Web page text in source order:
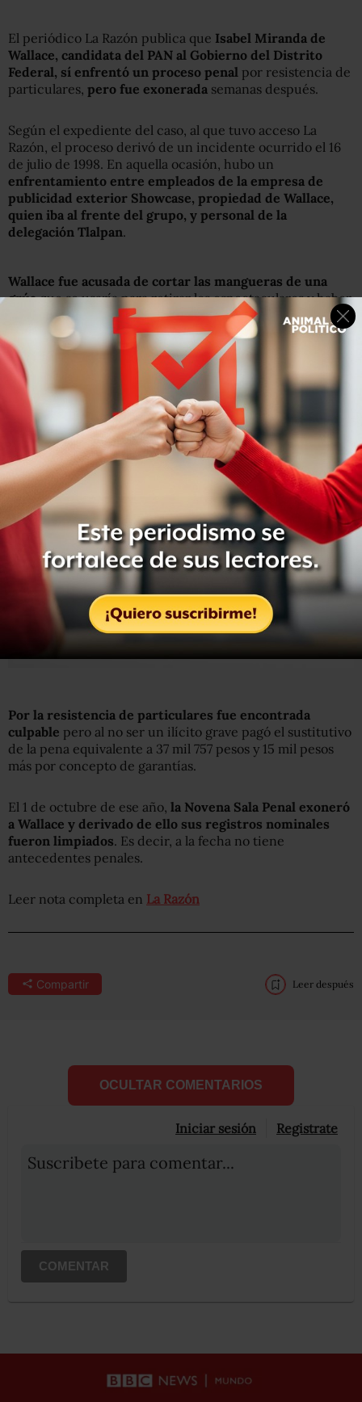
El periódico La Razón publica que Isabel Miranda de
Wallace, candidata del PAN al Gobierno del Distrito
Federal, sí enfrentó un proceso penal por resistencia de
particulares, pero fue exonerada semanas después.
Según el expediente del caso, al que tuvo acceso La
Razón, el proceso derivó de un incidente ocurrido el 16
de julio de 1998. En aquella ocasión, hubo un
enfrentamiento entre empleados de la empresa de
publicidad exterior Showcase, propiedad de Wallace,
quien iba al frente del grupo, y personal de la
delegación Tlalpan.
Wallace fue acusada de cortar las mangueras de una
grúaque se usaría para retirar los espectaculares y haber
puesto en riesgo a los empleados que la maniobraban.
La indagatoria fue consignada al juzgado penal del
Reclusorio Femenil Norte, con el número de expediente
B-06455, inscrito en la partida 14/28. El delito de
homicidio en grado de tentativa fue desechado por el
juez.
Por la resistencia de particulares fue encontrada
culpable pero al no ser un ilícito grave pagó el sustitutivo
de la pena equivalente a 37 mil 757 pesos y 15 mil pesos
más por concepto de garantías.
El 1 de octubre de ese año, la Novena Sala Penal exoneró
a Wallace y derivado de ello sus registros nominales
fueron limpiados. Es decir, a la fecha no tiene
antecedentes penales.
Leer nota completa en La Razón
Compartir Leer después
OCULTAR COMENTARIOS
Iniciar sesión Registrate
Suscribete para comentar...
COMENTAR